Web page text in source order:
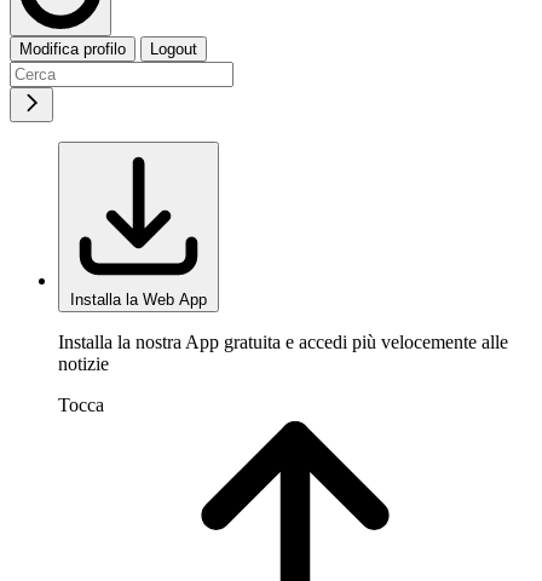
Modifica profilo Logout
Installa la Web App
Installa la nostra App gratuita e accedi più velocemente alle
notizie
Tocca